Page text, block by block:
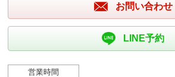
お問い合わせ
LINE予約
営業時間